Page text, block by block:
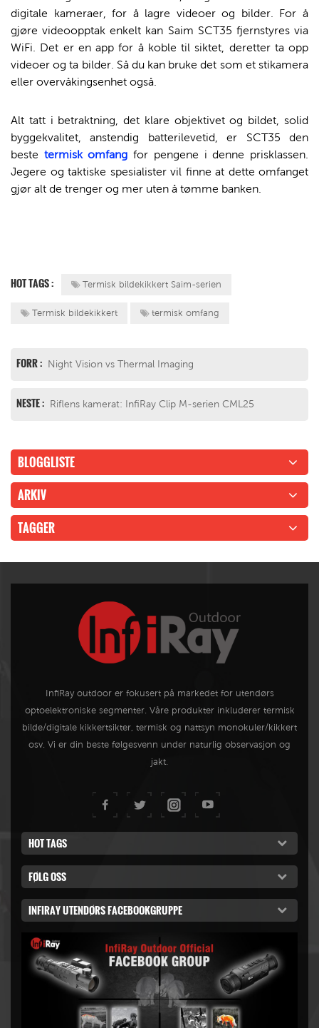
digitale kameraer, for å lagre videoer og bilder. For å
gjøre videoopptak enkelt kan Saim SCT35 fjernstyres via
WiFi. Det er en app for å koble til siktet, deretter ta opp
videoer og ta bilder. Så du kan bruke det som et stikamera
eller overvåkingsenhet også.
Alt tatt i betraktning, det klare objektivet og bildet, solid
byggekvalitet, anstendig batterilevetid, er SCT35 den
beste termisk omfang for pengene i denne prisklassen.
Jegere og taktiske spesialister vil finne at dette omfanget
gjør alt de trenger og mer uten å tømme banken.
HOT TAGS : Termisk bildekikkert Saim-serien
Termisk bildekikkert termisk omfang
FORR : Night Vision vs Thermal Imaging
NESTE : Riflens kamerat: InfiRay Clip M-serien CML25
BLOGGLISTE
ARKIV
TAGGER
InfiRay outdoor er fokusert på markedet for utendørs
optoelektroniske segmenter. Våre produkter inkluderer termisk
bilde/digitale kikkertsikter, termisk og nattsyn monokuler/kikkert
osv. Vi er din beste følgesvenn under naturlig observasjon og
jakt.
HOT TAGS
FØLG OSS
INFIRAY UTENDØRS FACEBOOKGRUPPE